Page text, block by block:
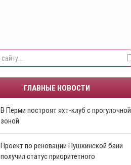
ГЛАВНЫЕ НОВОСТИ
В Перми построят яхт-клуб с прогулочной
зоной
​Проект по реновации Пушкинской бани
получил статус приоритетного